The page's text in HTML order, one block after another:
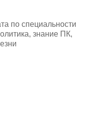
по специальности
знание ПК,